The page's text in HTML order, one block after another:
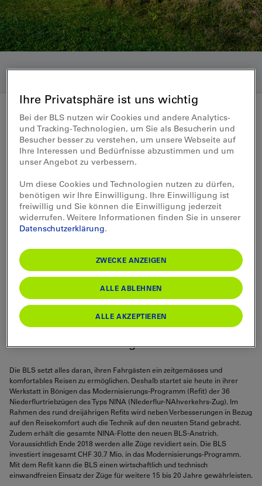
Medienmitteilung 29.06.2015
Modernisierungs-Programm:
NINA-Züge werden
aufgefrischt
Heute startet die BLS das Modernisierungs-
Programm für ihre 36 Niederflurzüge des
Typs NINA. Im Rahmen dieser Auffrischung
verbessert die BLS den Kundenkomfort und
rüstet die Züge technisch auf. Das rund 31
Millionen Franken teure Programm dauert
insgesamt drei Jahre, Ende 2018 sollen alle
NINA-Züge im neuen Kleid auf dem BLS-
Streckennetz unterwegs sein.
Die BLS setzt alles daran, ihren Fahrgästen ein zeitgemässes und
komfortables Reisen zu ermöglichen. Deshalb startet sie heute in ihrer
Werkstatt in Bönigen das Modernisierungs-Programm (Refit) der 36
Niederflurtriebzügen des Typs NINA (NIederflur-NAhverkehrs-Zug). Im
Rahmen des rund dreijährigen Refits wird neben Verbesserungen in Bezug
auf den Reisekomfort auch die Technik auf den neusten Stand gebracht.
Zudem erhält die gesamte NINA-Flotte den neuen BLS-Anstrich.
Voraussichtlich Ende 2018 werden alle Züge revidiert sein. Die BLS
investiert insgesamt CHF 30.7 Mio. in das Modernisierungs-Programm.
Mit dem Refit kann die BLS einen wirtschaftlich und technisch
einwandfreien Einsatz der Züge für weitere 15 bis 20 Jahre gewährleisten.
Ihre Privatsphäre ist uns wichtig
Bei der BLS nutzen wir Cookies und andere Analytics-
und Tracking-Technologien, um Sie als Besucherin und
Besucher besser zu verstehen, um unsere Webseite auf
Ihre Interessen und Bedürfnisse abzustimmen und um
unser Angebot zu verbessern.
Um diese Cookies und Technologien nutzen zu dürfen,
benötigen wir Ihre Einwilligung. Ihre Einwilligung ist
freiwillig und Sie können die Einwilligung jederzeit
widerrufen. Weitere Informationen finden Sie in unserer
Datenschutzerklärung.
ZWECKE ANZEIGEN
ALLE ABLEHNEN
ALLE AKZEPTIEREN